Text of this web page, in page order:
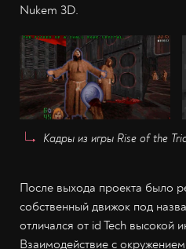
Nukem 3D.
Кадры из игры Rise of the
После выхода проекта было
собственный движок под
отличался от id Tech высокой
Взаимодействие с